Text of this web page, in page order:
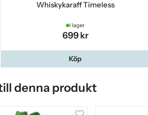
Whiskykaraff Timeless
I lager
699 kr
Köp
denna produkt